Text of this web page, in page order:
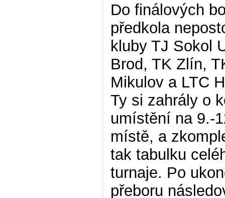
Do finálových
předkola
kluby TJ Sokol
Brod, TK Zlín,
Mikulov a LTC
Ty si zahrály o
umístění na 9.-
místě, a
tak tabulku
turnaje. Po
přeboru